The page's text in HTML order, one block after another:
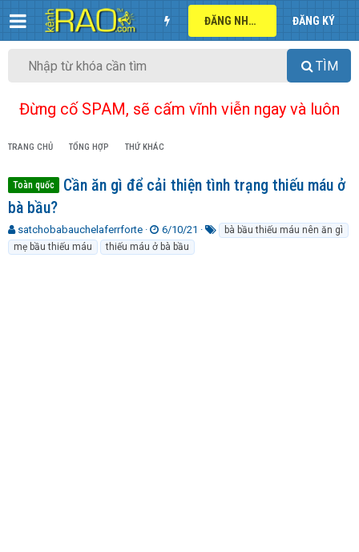
ĐĂNG NHẬP ĐĂNG KÝ
TÌM
Đừng cố SPAM, sẽ cấm vĩnh viễn ngay và luôn
TRANG CHỦ TỔNG HỢP THỨ KHÁC
Toàn quốc
Cần ăn gì để cải thiện tình trạng thiếu máu ở
bà bầu?
T
h
r
satchobabauchelaferrforte
N
g
à
6/10/21
bà bầu thiếu máu nên ăn gì
mẹ bầu thiếu máu
thiếu máu ở bà bầu